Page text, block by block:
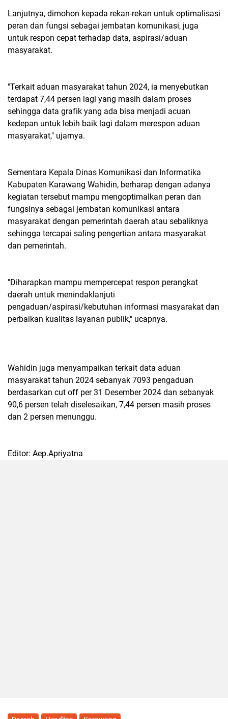
Lanjutnya, dimohon kepada rekan-rekan untuk optimalisasi
peran dan fungsi sebagai jembatan komunikasi, juga
untuk respon cepat terhadap data, aspirasi/aduan
masyarakat.
"Terkait aduan masyarakat tahun 2024, ia menyebutkan
terdapat 7,44 persen lagi yang masih dalam proses
sehingga data grafik yang ada bisa menjadi acuan
kedepan untuk lebih baik lagi dalam merespon aduan
masyarakat," ujarnya.
Sementara Kepala Dinas Komunikasi dan Informatika
Kabupaten Karawang Wahidin, berharap dengan adanya
kegiatan tersebut mampu mengoptimalkan peran dan
fungsinya sebagai jembatan komunikasi antara
masyarakat dengan pemerintah daerah atau sebaliknya
sehingga tercapai saling pengertian antara masyarakat
dan pemerintah.
"Diharapkan mampu mempercepat respon perangkat
daerah untuk menindaklanjuti
pengaduan/aspirasi/kebutuhan informasi masyarakat dan
perbaikan kualitas layanan publik," ucapnya.
Wahidin juga menyampaikan terkait data aduan
masyarakat tahun 2024 sebanyak 7093 pengaduan
berdasarkan cut off per 31 Desember 2024 dan sebanyak
90,6 persen telah diselesaikan, 7,44 persen masih proses
dan 2 persen menunggu.
Editor: Aep.Apriyatna